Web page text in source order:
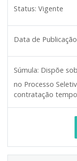
Status: Vigente
Data de
Súmula: Dispõe
no Processo
contratação